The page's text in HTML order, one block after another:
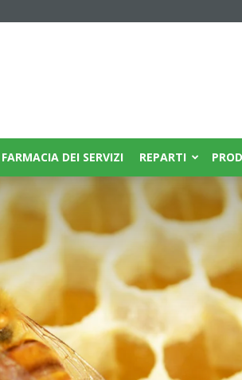
FARMACIA DEI SERVIZI REPARTI